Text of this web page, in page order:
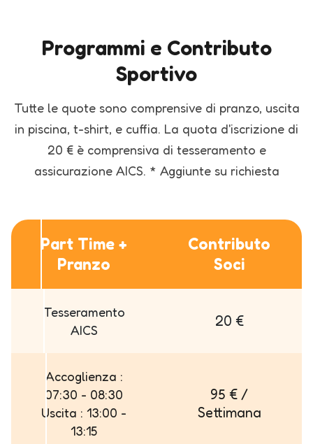
Programmi e Contributo
Sportivo
Tutte le quote sono comprensive di pranzo, uscita
in piscina, t-shirt, e cuffia. La quota d'iscrizione di
20 € è comprensiva di tesseramento e
assicurazione AICS. * Aggiunte su richiesta
Part Time +
Pranzo
Contributo
Soci
Tesseramento
AICS
20 €
Accoglienza :
07:30 - 08:30
Uscita : 13:00 -
13:15
95 € /
Settimana